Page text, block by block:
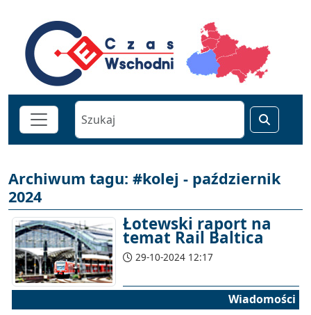
Archiwum tagu: #kolej - październik
2024
Łotewski raport na
temat Rail Baltica
29-10-2024 12:17
Wiadomości